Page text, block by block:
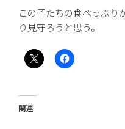
この子たちの食べっぷり
り見守ろうと思う。
関連